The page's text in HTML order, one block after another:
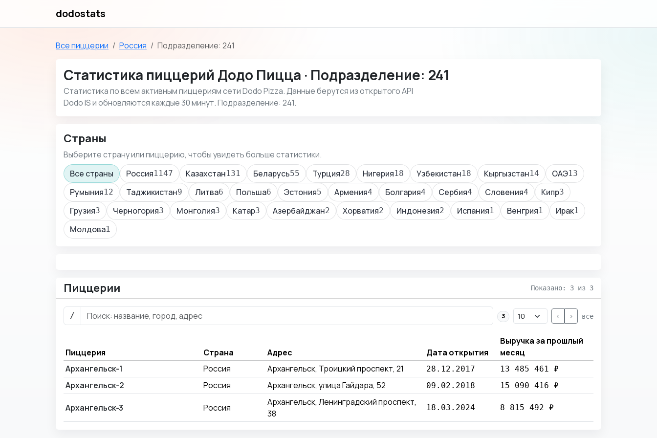
dodostats
Все пиццерии Россия Подразделение: 241
Статистика пиццерий Додо Пицца · Подразделение: 241
Статистика по всем активным пиццериям сети Dodo Pizza. Данные берутся из открытого API
Dodo IS и обновляются каждые 30 минут. Подразделение: 241.
Страны
Выберите страну или пиццерию, чтобы увидеть больше статистики.
Все страны
Россия1147 Казахстан131 Беларусь55 Турция28 Нигерия18 Узбекистан18 Кыргызстан14 ОАЭ13
Румыния12 Таджикистан9 Литва6 Польша6 Эстония5 Армения4 Болгария4 Сербия4 Словения4 Кипр3
Грузия3 Черногория3 Монголия3 Катар3 Азербайджан2 Хорватия2 Индонезия2 Испания1 Венгрия1 Ирак1
Молдова1
Пиццерии Показано: 3 из 3
/ 3 < > все
Пиццерия Страна Адрес Дата открытия
Выручка за прошлый
месяц
Архангельск-1
Россия Архангельск, Троицкий проспект, 21 28.12.2017 13 485 461 ₽
Архангельск-2 Россия Архангельск, улица Гайдара, 52 09.02.2018 15 090 416 ₽
Архангельск-3 Россия
Архангельск, Ленинградский проспект,
38
18.03.2024 8 815 492 ₽